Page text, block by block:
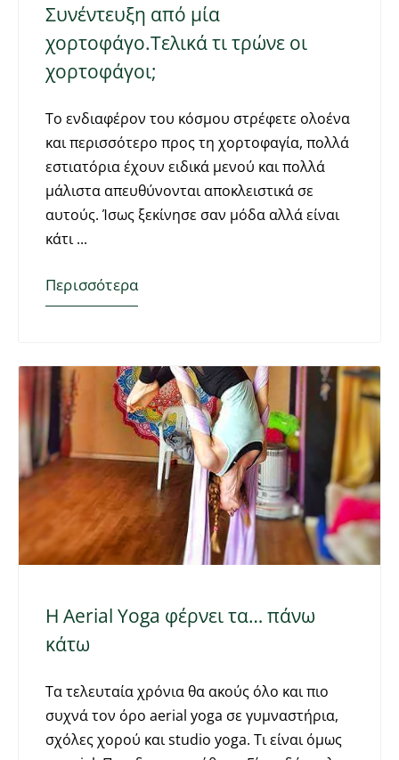
Συνέντευξη από μία
χορτοφάγο.Τελικά τι τρώνε οι
χορτοφάγοι;
Το ενδιαφέρον του κόσμου στρέφετε ολοένα
και περισσότερο προς τη χορτοφαγία, πολλά
εστιατόρια έχουν ειδικά μενού και πολλά
μάλιστα απευθύνονται αποκλειστικά σε
αυτούς. Ίσως ξεκίνησε σαν μόδα αλλά είναι
κάτι
Περισσότερα
Η Aerial Υoga φέρνει τα… πάνω
κάτω
Tα τελευταία χρόνια θα ακούς όλο και πιο
συχνά τον όρο aerial yoga σε γυμναστήρια,
σχόλες χορού και studio yoga. Τι είναι όμως